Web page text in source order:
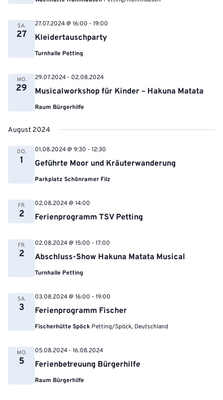
SA.
27 Kleidertauschparty
27.07.2024 @ 16:00 - 19:00
Turnhalle Petting
MO.
29 Musicalworkshop für Kinder – Hakuna Matata
29.07.2024 - 02.08.2024
Raum Bürgerhilfe
August 2024
DO.
1 Geführte Moor und Kräuterwanderung
01.08.2024 @ 9:30 - 12:30
Parkplatz Schönramer Filz
FR.
2 Ferienprogramm TSV Petting
02.08.2024 @ 14:00
FR.
2 Abschluss-Show Hakuna Matata Musical
02.08.2024 @ 15:00 - 17:00
Turnhalle Petting
SA.
3 Ferienprogramm Fischer
03.08.2024 @ 16:00 - 19:00
Fischerhütte Spöck Petting/Spöck, Deutschland
MO.
5 Ferienbetreuung Bürgerhilfe
05.08.2024 - 16.08.2024
Raum Bürgerhilfe